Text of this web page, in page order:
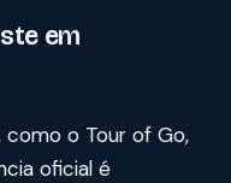
em
o Tour of Go,
oficial é